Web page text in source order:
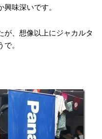
味深いです。
が、想像以上にジャカルタ
。